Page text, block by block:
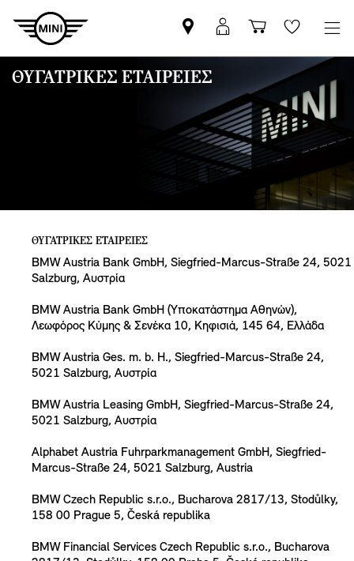
Βρείτε
Επίσημο
Έμπορο
MINI
ΜΙΝΙ
Αpp
Καλάθι
αγορών
Wishlist
ΘΥΓΑΤΡΙΚΈΣ ΕΤΑΙΡΕΊΕΣ
ΘΥΓΑΤΡΙΚΈΣ ΕΤΑΙΡΕΊΕΣ
BMW Austria Bank GmbH, Siegfried-Marcus-Straße 24, 5021
Salzburg, Αυστρία
BMW Austria Bank GmbH (Υποκατάστημα Αθηνών),
Λεωφόρος Κύμης & Σενέκα 10, Κηφισιά, 145 64, Ελλάδα
BMW Austria Ges. m. b. H., Siegfried-Marcus-Straße 24,
5021 Salzburg, Αυστρία
BMW Austria Leasing GmbH, Siegfried-Marcus-Straße 24,
5021 Salzburg, Αυστρία
Alphabet Austria Fuhrparkmanagement GmbH, Siegfried-
Marcus-Straße 24, 5021 Salzburg, Austria
BMW Czech Republic s.r.o., Bucharova 2817/13, Stodůlky,
158 00 Prague 5, Česká republika
BMW Financial Services Czech Republic s.r.o., Bucharova